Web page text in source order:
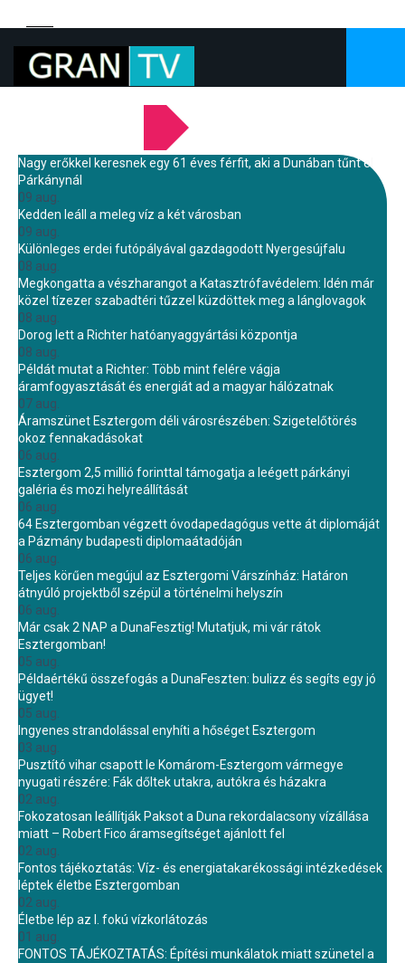
Nagy erőkkel keresnek egy 61 éves férfit, aki a Dunában tűnt el
Párkánynál
09 aug.
Kedden leáll a meleg víz a két városban
09 aug.
Különleges erdei futópályával gazdagodott Nyergesújfalu
08 aug.
Megkongatta a vészharangot a Katasztrófavédelem: Idén már
közel tízezer szabadtéri tűzzel küzdöttek meg a lánglovagok
08 aug.
Dorog lett a Richter hatóanyaggyártási központja
08 aug.
Példát mutat a Richter: Több mint felére vágja
áramfogyasztását és energiát ad a magyar hálózatnak
07 aug.
Áramszünet Esztergom déli városrészében: Szigetelőtörés
okoz fennakadásokat
06 aug.
Esztergom 2,5 millió forinttal támogatja a leégett párkányi
galéria és mozi helyreállítását
06 aug.
64 Esztergomban végzett óvodapedagógus vette át diplomáját
a Pázmány budapesti diplomaátadóján
06 aug.
Teljes körűen megújul az Esztergomi Várszínház: Határon
átnyúló projektből szépül a történelmi helyszín
06 aug.
Már csak 2 NAP a DunaFesztig! Mutatjuk, mi vár rátok
Esztergomban!
05 aug.
Példaértékű összefogás a DunaFeszten: bulizz és segíts egy jó
ügyet!
05 aug.
Ingyenes strandolással enyhíti a hőséget Esztergom
03 aug.
Pusztító vihar csapott le Komárom-Esztergom vármegye
nyugati részére: Fák dőltek utakra, autókra és házakra
02 aug.
Fokozatosan leállítják Paksot a Duna rekordalacsony vízállása
miatt – Robert Fico áramsegítséget ajánlott fel
02 aug.
Fontos tájékoztatás: Víz- és energiatakarékossági intézkedések
léptek életbe Esztergomban
02 aug.
Életbe lép az I. fokú vízkorlátozás
01 aug.
FONTOS TÁJÉKOZTATÁS: Építési munkálatok miatt szünetel a